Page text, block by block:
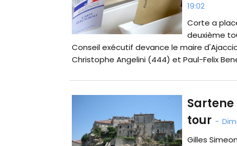
19:02
Corte a
deuxième
Conseil exécutif devance le maire
Christophe Angelini (444) et Paul-Felix
tour -
Gilles